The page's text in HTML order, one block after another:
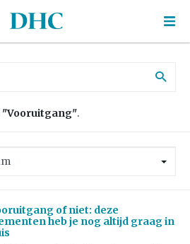
"Vooruitgang".
of niet: deze
heb je nog altijd graag in